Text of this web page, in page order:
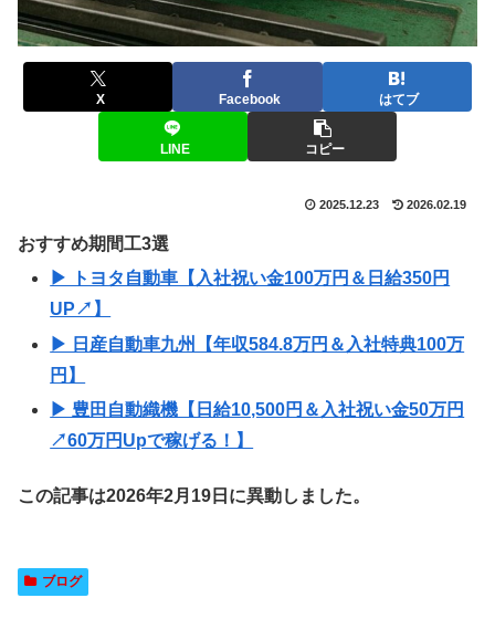
X Facebook はてブ
LINE コピー
2025.12.23 2026.02.19
おすすめ期間工3選
▶ トヨタ自動車【入社祝い金100万円＆日給350円
UP↗】
▶ 日産自動車九州【年収584.8万円＆入社特典100万
円】
▶ 豊田自動織機【日給10,500円＆入社祝い金50万円
↗60万円Upで稼げる！】
この記事は2026年2月19日に異動しました。
ブログ